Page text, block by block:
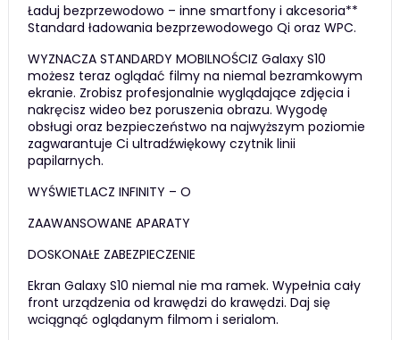
Ładuj bezprzewodowo – inne smartfony i akcesoria**
Standard ładowania bezprzewodowego Qi oraz WPC.
WYZNACZA STANDARDY MOBILNOŚCIZ Galaxy S10
możesz teraz oglądać filmy na niemal bezramkowym
ekranie. Zrobisz profesjonalnie wyglądające zdjęcia i
nakręcisz wideo bez poruszenia obrazu. Wygodę
obsługi oraz bezpieczeństwo na najwyższym poziomie
zagwarantuje Ci ultradźwiękowy czytnik linii
papilarnych.
WYŚWIETLACZ INFINITY – O
ZAAWANSOWANE APARATY
DOSKONAŁE ZABEZPIECZENIE
Ekran Galaxy S10 niemal nie ma ramek. Wypełnia cały
front urządzenia od krawędzi do krawędzi. Daj się
wciągnąć oglądanym filmom i serialom.